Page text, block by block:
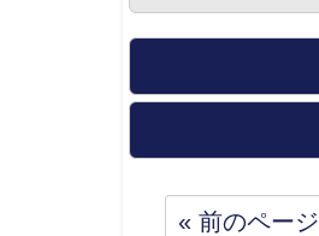
« 前のページ